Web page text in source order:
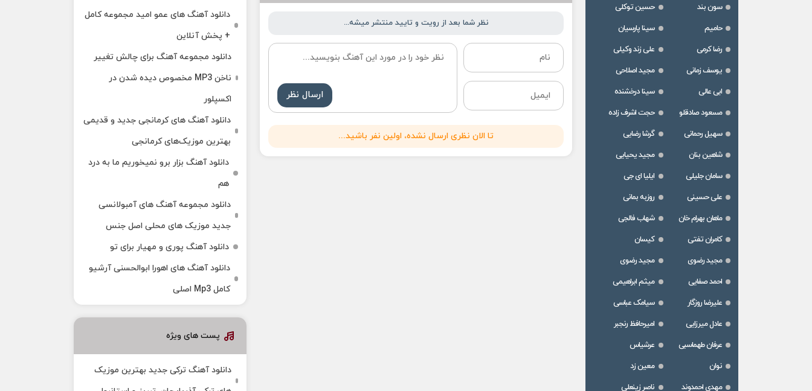
نظر شما بعد از رویت و تایید منتشر میشه...
ارسال نظر
تا الان نظری ارسال نشده، اولین نفر باشید...
سون بند
حسین توکلی
حامیم
سینا پارسیان
رضا کرمی
علی زند وکیلی
یوسف زمانی
مجید اصلاحی
ابی عالی
سینا درخشنده
مسعود صادقلو
حجت اشرف زاده
سهیل رحمانی
گرشا رضایی
شاهین بنان
مجید یحیایی
سامان جلیلی
ایلیا ای جی
علی حسینی
روزبه بمانی
ماهان بهرام خان
شهاب فالجی
کامران تفتی
کیسان
مجید رضوی
مجید رضوی
احمد صفایی
میثم ابراهیمی
علیرضا روزگار
سیامک عباسی
عادل میرزایی
امیرحافظ رنجبر
عرفان طهماسبی
عرشیاس
نوان
معین زد
مهدی احمدوند
ناصر زینعلی
دانلود آهنگ های عمو امید مجموعه کامل
+ پخش آنلاین
دانلود مجموعه آهنگ برای چالش تغییر
ناخن MP3 مخصوص دیده شدن در
اکسپلور
دانلود آهنگ‌ های کرمانجی جدید و قدیمی
بهترین موزیک‌های کرمانجی
دانلود آهنگ بزار برو نمیخوریم ما به درد
هم
دانلود مجموعه آهنگ های آمبولانسی
جدید موزیک های محلی اصل جنس
دانلود آهنگ پوری و مهیار برای تو
دانلود آهنگ های اهورا ابوالحسنی آرشیو
کامل Mp3 اصلی
پست های ویژه
دانلود آهنگ ترکی جدید بهترین موزیک‌